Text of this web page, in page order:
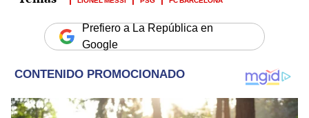
Prefiero a La República en
Google